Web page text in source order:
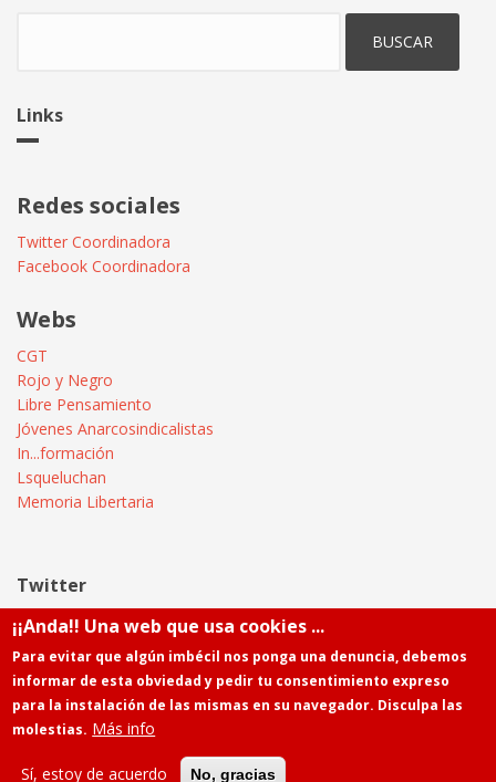
Links
Redes sociales
Twitter Coordinadora
Facebook Coordinadora
Webs
CGT
Rojo y Negro
Libre Pensamiento
Jóvenes Anarcosindicalistas
In...formación
Lsqueluchan
Memoria Libertaria
Twitter
Tweets by @Informatica_CGT
Contacto
¡¡Anda!! Una web que usa cookies ...
Para evitar que algún imbécil nos ponga una denuncia, debemos
informar de esta obviedad y pedir tu consentimiento expreso
para la instalación de las mismas en su navegador. Disculpa las
molestias. Más info
Sí, estoy de acuerdo No, gracias